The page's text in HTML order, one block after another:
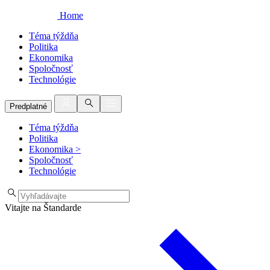
Home
Téma týždňa
Politika
Ekonomika
Spoločnosť
Technológie
Predplatné
Téma týždňa
Politika
Ekonomika >
Spoločnosť
Technológie
Vitajte na Štandarde